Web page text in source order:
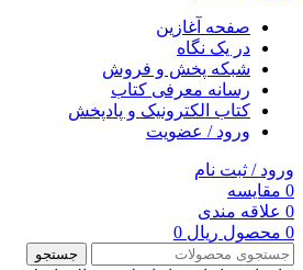
صفحه آغازین
در یک نگاه
شبکه پخش و فروش
رسانه معرفی کتاب
کتاب الکترونیک و پادپخش
ورود / عضویت
ورود / ثبت نام
0 مقایسه
0 علاقه مندی
0 محصول ریال
جستجو